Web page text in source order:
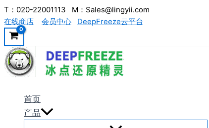
跳
至
内
容
T：020-22001113 M：Sales@lingyii.com
在线商店
会员中心 DeepFreeze云平台
首页
产品